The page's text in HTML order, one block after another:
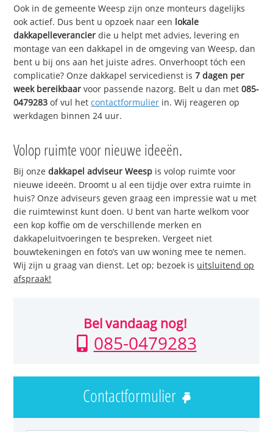
Ook in de gemeente Weesp zijn onze monteurs dagelijks
ook actief. Dus bent u opzoek naar een lokale
dakkapelleverancier die u helpt met advies, levering en
montage van een dakkapel in de omgeving van Weesp, dan
bent u bij ons aan het juiste adres. Onverhoopt tóch een
complicatie? Onze dakkapel servicedienst is7 dagen per
week bereikbaar voor passende nazorg. Belt u dan met085-
0479283 of vul hetcontactformulier in. Wij reageren op
werkdagen binnen 24 uur.
Volop ruimte voor nieuwe ideeën.
Bij onzedakkapel adviseur Weesp is volop ruimte voor
nieuwe ideeën. Droomt u al een tijdje over extra ruimte in
huis? Onze adviseurs geven graag een impressie wat u met
die ruimtewinst kunt doen. U bent van harte welkom voor
een kop koffie om de verschillende merken en
dakkapeluitvoeringen te bespreken. Vergeet niet
bouwtekeningen en foto’s van uw woning mee te nemen.
Wij zijn u graag van dienst. Let op; bezoek is uitsluitend op
afspraak!
Bel vandaag nog!
085-0479283
Contactformulier